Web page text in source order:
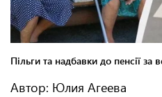
Автор: Юлия Агеева